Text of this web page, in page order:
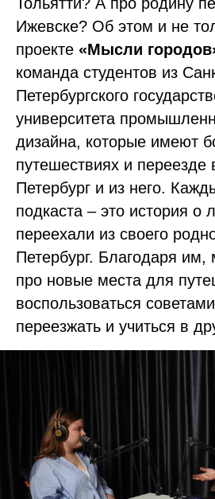
Ижевске? Об этом и не
проекте «Мысли
команда студентов из
Петербургского
университета
дизайна, которые имеют
путешествиях и переезде
Петербург и из него.
подкаста – это история о
переехали из своего
Петербург. Благодаря им,
про новые места для
воспользоваться
переезжать и учиться в